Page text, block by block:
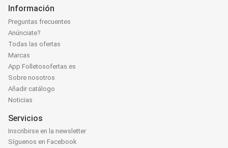
Información
Preguntas frecuentes
Anúnciate?
Todas las ofertas
Marcas
App Folletosofertas.es
Sobre nosotros
Añadir catálogo
Noticias
Servicios
Inscribirse en la newsletter
Síguenos en Facebook